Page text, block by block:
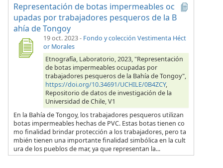
Representación de botas impermeables oc
upadas por trabajadores pesqueros de la B
ahía de Tongoy
19 oct. 2023- Fondo y colección Vestimenta Héct
or Morales
Etnografía, Laboratorio, 2023, "Representación
de botas impermeables ocupadas por
trabajadores pesqueros de la Bahía de Tongoy",
https://doi.org/10.34691/UCHILE/0B4ZCY,
Repositorio de datos de investigación de la
Universidad de Chile, V1
En la Bahía de Tongoy, los trabajadores pesqueros utilizan
botas impermeables hechas de PVC. Estas botas tienen co
mo finalidad brindar protección a los trabajadores, pero ta
mbién tienen una importante finalidad simbólica en la cult
ura de los pueblos de mar, ya que representan la...